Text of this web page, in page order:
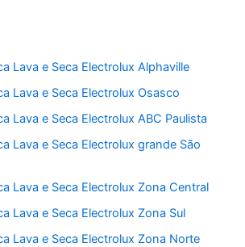
Lava e Seca Electrolux Alphaville
Lava e Seca Electrolux Osasco
Lava e Seca Electrolux ABC Paulista
Lava e Seca Electrolux grande São
Lava e Seca Electrolux Zona Central
Lava e Seca Electrolux Zona Sul
Lava e Seca Electrolux Zona Norte